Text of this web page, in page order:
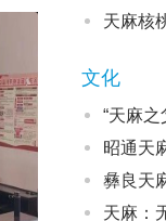
天麻核
文化
“天麻
昭通天
彝良天
天麻：